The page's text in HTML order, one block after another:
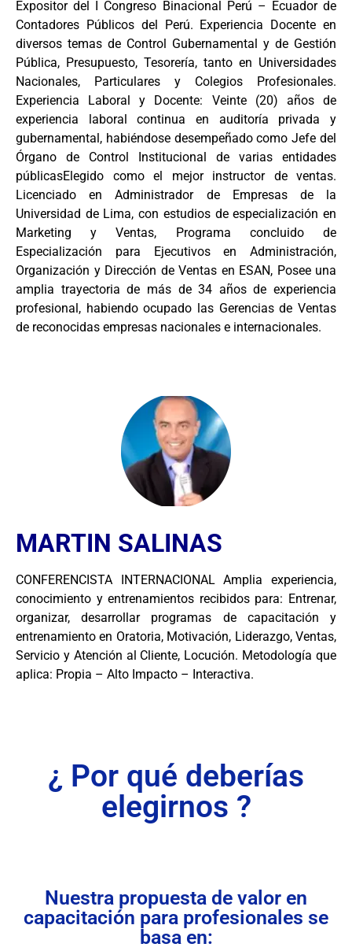
Expositor del I Congreso Binacional Perú – Ecuador de
Contadores Públicos del Perú. Experiencia Docente en
diversos temas de Control Gubernamental y de Gestión
Pública, Presupuesto, Tesorería, tanto en Universidades
Nacionales, Particulares y Colegios Profesionales.
Experiencia Laboral y Docente: Veinte (20) años de
experiencia laboral continua en auditoría privada y
gubernamental, habiéndose desempeñado como Jefe del
Órgano de Control Institucional de varias entidades
públicasElegido como el mejor instructor de ventas.
Licenciado en Administrador de Empresas de la
Universidad de Lima, con estudios de especialización en
Marketing y Ventas, Programa concluido de
Especialización para Ejecutivos en Administración,
Organización y Dirección de Ventas en ESAN, Posee una
amplia trayectoria de más de 34 años de experiencia
profesional, habiendo ocupado las Gerencias de Ventas
de reconocidas empresas nacionales e internacionales.
MARTIN SALINAS
CONFERENCISTA INTERNACIONAL Amplia experiencia,
conocimiento y entrenamientos recibidos para: Entrenar,
organizar, desarrollar programas de capacitación y
entrenamiento en Oratoria, Motivación, Liderazgo, Ventas,
Servicio y Atención al Cliente, Locución. Metodología que
aplica: Propia – Alto Impacto – Interactiva.
¿ Por qué deberías
elegirnos ?
Nuestra propuesta de valor en
capacitación para profesionales se
basa en: